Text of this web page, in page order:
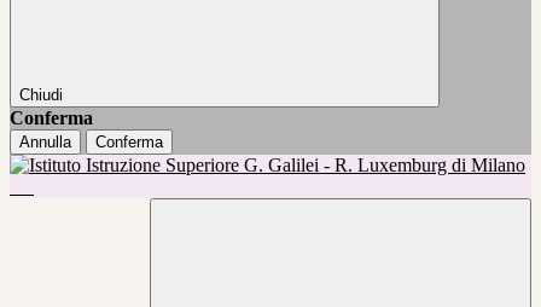
Chiudi
Conferma
Annulla Conferma